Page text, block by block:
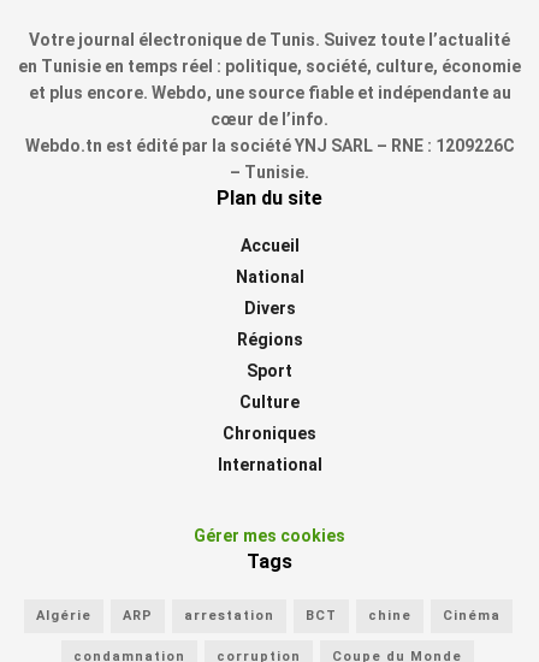
Votre journal électronique de Tunis. Suivez toute l’actualité
en Tunisie en temps réel : politique, société, culture, économie
et plus encore. Webdo, une source fiable et indépendante au
cœur de l’info.
Webdo.tn est édité par la société YNJ SARL – RNE : 1209226C
– Tunisie.
Plan du site
Accueil
National
Divers
Régions
Sport
Culture
Chroniques
International
Gérer mes cookies
Tags
Algérie ARP arrestation BCT chine Cinéma
condamnation corruption Coupe du Monde